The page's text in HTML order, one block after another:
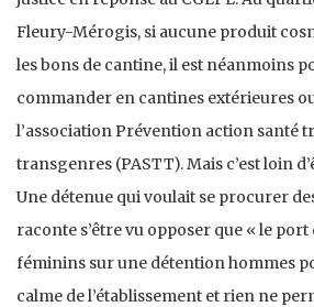
Fleury-Mérogis, si aucune produit
les bons de cantine, il est néanmoins
commander en cantines extérieures
l’association Prévention action santé
transgenres (PASTT). Mais c’est loin
Une détenue qui voulait se procurer
raconte s’être vu opposer que « le
féminins sur une détention hommes
calme de l’établissement et rien ne